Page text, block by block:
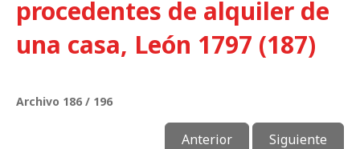
procedentes de alquiler de
una casa, León 1797 (187)
Archivo 186 / 196
Anterior Siguiente